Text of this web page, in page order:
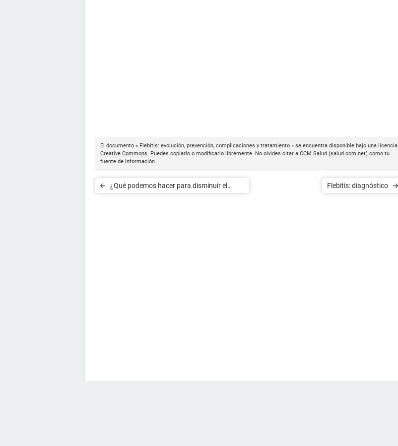
El documento « Flebitis: evolución, prevención, complicaciones y tratamiento » se encuentra disponible bajo una licencia
Creative Commons. Puedes copiarlo o modificarlo libremente. No olvides citar a CCM Salud (salud.ccm.net) como tu
fuente de información.
¿Qué podemos hacer para disminuir el
Flebitis: diagnóstico